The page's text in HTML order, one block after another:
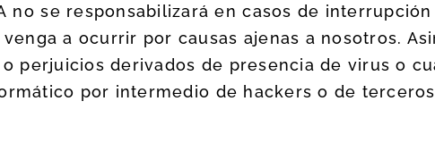
no se responsabilizará en casos de
a ocurrir por causas ajenas a nosotros.
perjuicios derivados de presencia de virus o
por intermedio de hackers o de